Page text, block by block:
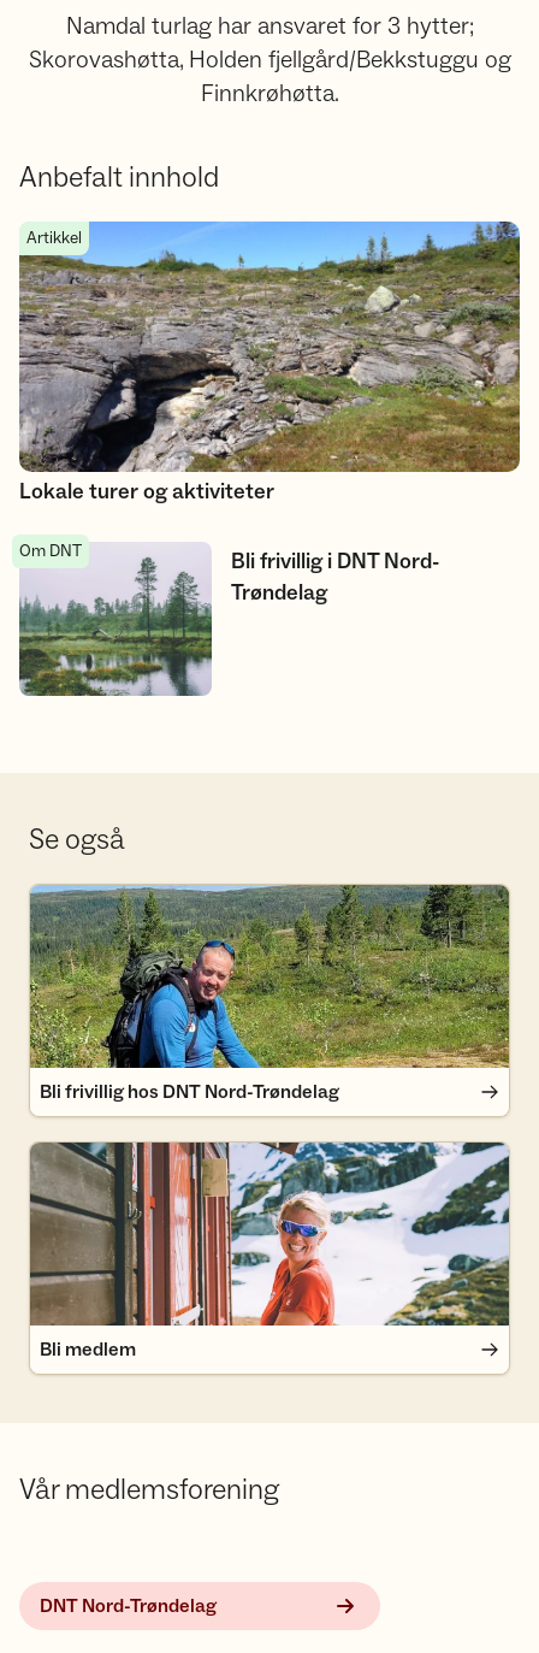
Namdal turlag har ansvaret for 3 hytter;
Skorovashøtta, Holden fjellgård/Bekkstuggu og
Finnkrøhøtta.
Anbefalt innhold
Lokale turer og aktiviteter
Artikkel
Lokale turer og aktiviteter
Bli frivillig i DNT Nord-Trøndelag
Om DNT
Bli frivillig i DNT Nord-
Trøndelag
Se også
Bli frivillig hos DNT Nord-Trøndelag
Bli frivillig hos DNT Nord-Trøndelag
Bli medlem
Bli medlem
Vår medlemsforening
DNT Nord-Trøndelag